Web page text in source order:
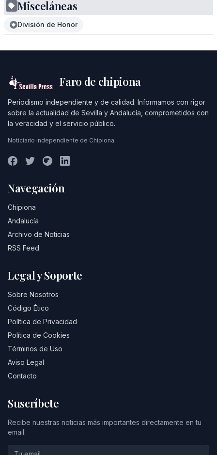
Misceláneas
División de Honor
Faro de chipiona
Periodismo independiente y de calidad. Informamos con rigor
sobre la actualidad de Sevilla y Andalucía, comprometidos con
la veracidad y el servicio público.
Noticiario independiente de Chipiona
Navegación
Chipiona
Andalucía
Archivo de Noticias
RSS Feed
Legal y Soporte
Sobre Nosotros
Código Ético
Política de Privacidad
Política de Cookies
Términos de Uso
Aviso Legal
Contacto
Suscríbete
Recibe nuestras noticias más importantes directamente en tu
email.